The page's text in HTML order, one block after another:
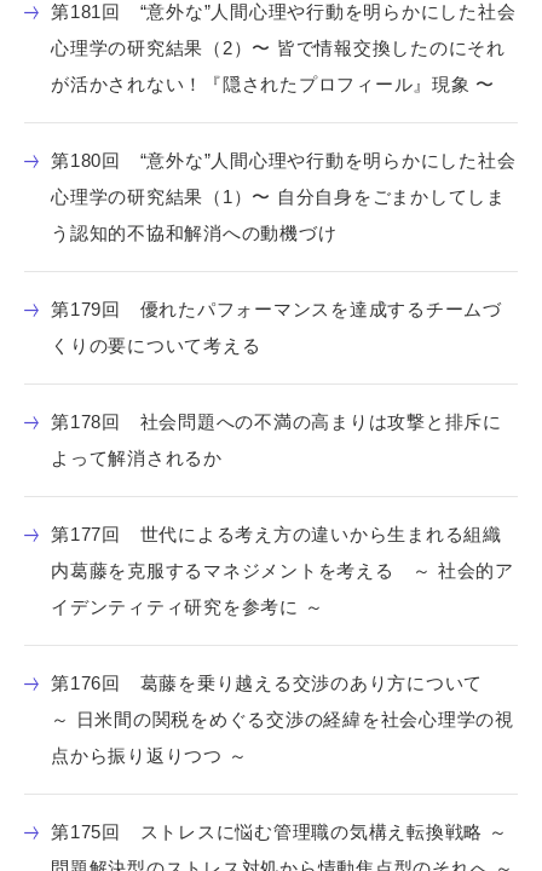
第181回 “意外な”人間心理や行動を明らかにした社会
心理学の研究結果（2）〜 皆で情報交換したのにそれ
が活かされない！『隠されたプロフィール』現象 〜
第180回 “意外な”人間心理や行動を明らかにした社会
心理学の研究結果（1）〜 自分自身をごまかしてしま
う認知的不協和解消への動機づけ
第179回 優れたパフォーマンスを達成するチームづ
くりの要について考える
第178回 社会問題への不満の高まりは攻撃と排斥に
よって解消されるか
第177回 世代による考え方の違いから生まれる組織
内葛藤を克服するマネジメントを考える ～ 社会的ア
イデンティティ研究を参考に ～
第176回 葛藤を乗り越える交渉のあり方について
～ 日米間の関税をめぐる交渉の経緯を社会心理学の視
点から振り返りつつ ～
第175回 ストレスに悩む管理職の気構え転換戦略 ～